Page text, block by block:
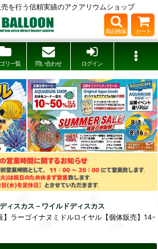
を行う信頼実績のアクアリウムショップ
商品検索 カート
リ一覧 問い合わせ ログイン
ィスカス－ワイルドディスカス
】ラーゴイナヌミドルロイヤル【個体販売】14-